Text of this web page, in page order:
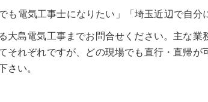
も電気工事士になりたい」「埼玉近辺で自分
大島電気工事までお問合せください。主な
それぞれですが、どの現場でも直行・直帰
さい。